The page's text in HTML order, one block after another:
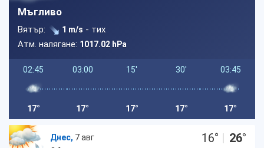
Мъгливо
Вятър: 1 m/s - тих
Атм. налягане: 1017.02 hPa
02:45
17°
03:00
17°
15'
17°
30'
17°
03:45
17°
Днес, 7 авг
16° | 26°